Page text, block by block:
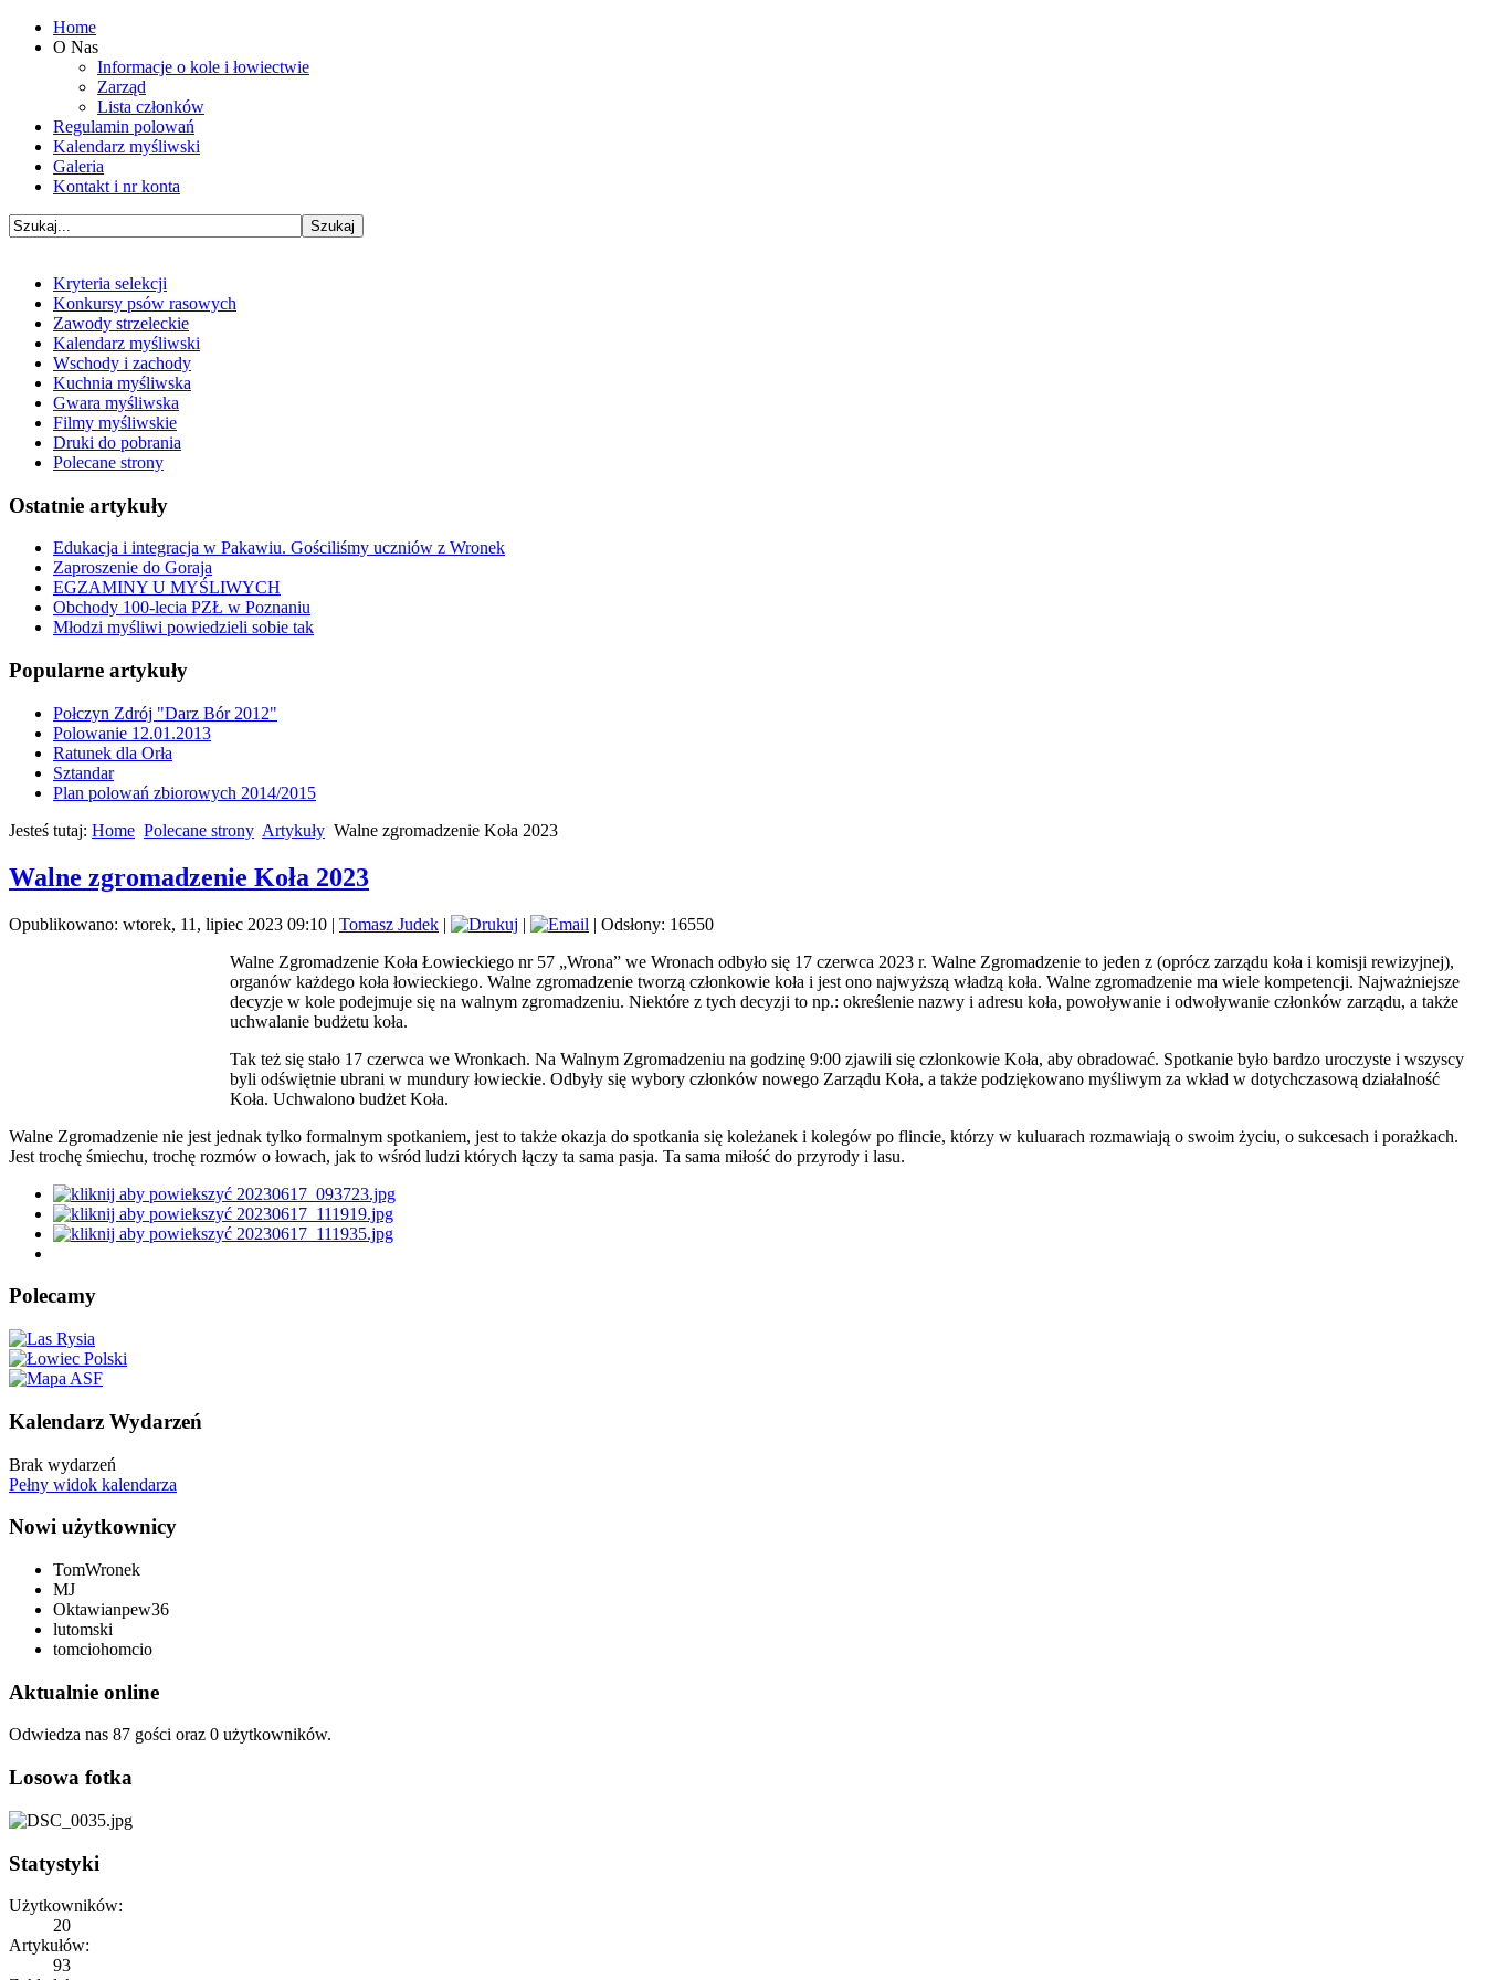
Home
O Nas
Informacje o kole i łowiectwie
Zarząd
Lista członków
Regulamin polowań
Kalendarz myśliwski
Galeria
Kontakt i nr konta
Kryteria selekcji
Konkursy psów rasowych
Zawody strzeleckie
Kalendarz myśliwski
Wschody i zachody
Kuchnia myśliwska
Gwara myśliwska
Filmy myśliwskie
Druki do pobrania
Polecane strony
Ostatnie artykuły
Edukacja i integracja w Pakawiu. Gościliśmy uczniów z Wronek
Zaproszenie do Goraja
EGZAMINY U MYŚLIWYCH
Obchody 100-lecia PZŁ w Poznaniu
Młodzi myśliwi powiedzieli sobie tak
Popularne artykuły
Połczyn Zdrój "Darz Bór 2012"
Polowanie 12.01.2013
Ratunek dla Orła
Sztandar
Plan polowań zbiorowych 2014/2015
Jesteś tutaj: Home Polecane strony Artykuły Walne zgromadzenie Koła 2023
Walne zgromadzenie Koła 2023
Opublikowano: wtorek, 11, lipiec 2023 09:10 | Tomasz Judek | |
| Odsłony: 16550
Walne Zgromadzenie Koła Łowieckiego nr 57 „Wrona” we Wronach odbyło się 17 czerwca 2023 r. Walne Zgromadzenie to jeden z (oprócz zarządu koła i komisji rewizyjnej),
organów każdego koła łowieckiego. Walne zgromadzenie tworzą członkowie koła i jest ono najwyższą władzą koła. Walne zgromadzenie ma wiele kompetencji. Najważniejsze
decyzje w kole podejmuje się na walnym zgromadzeniu. Niektóre z tych decyzji to np.: określenie nazwy i adresu koła, powoływanie i odwoływanie członków zarządu, a także
uchwalanie budżetu koła.
Tak też się stało 17 czerwca we Wronkach. Na Walnym Zgromadzeniu na godzinę 9:00 zjawili się członkowie Koła, aby obradować. Spotkanie było bardzo uroczyste i wszyscy
byli odświętnie ubrani w mundury łowieckie. Odbyły się wybory członków nowego Zarządu Koła, a także podziękowano myśliwym za wkład w dotychczasową działalność
Koła. Uchwalono budżet Koła.
Walne Zgromadzenie nie jest jednak tylko formalnym spotkaniem, jest to także okazja do spotkania się koleżanek i kolegów po flincie, którzy w kuluarach rozmawiają o swoim życiu, o sukcesach i porażkach.
Jest trochę śmiechu, trochę rozmów o łowach, jak to wśród ludzi których łączy ta sama pasja. Ta sama miłość do przyrody i lasu.
Polecamy
Kalendarz Wydarzeń
Brak wydarzeń
Pełny widok kalendarza
Nowi użytkownicy
TomWronek
MJ
Oktawianpew36
lutomski
tomciohomcio
Aktualnie online
Odwiedza nas 87 gości oraz 0 użytkowników.
Losowa fotka
Statystyki
Użytkowników:
20
Artykułów:
93